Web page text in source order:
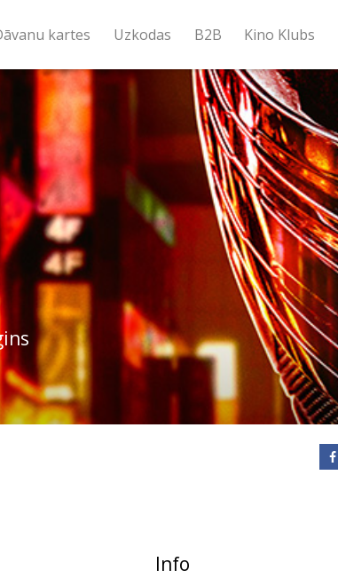
kartes Uzkodas B2B Kino Klubs
Info